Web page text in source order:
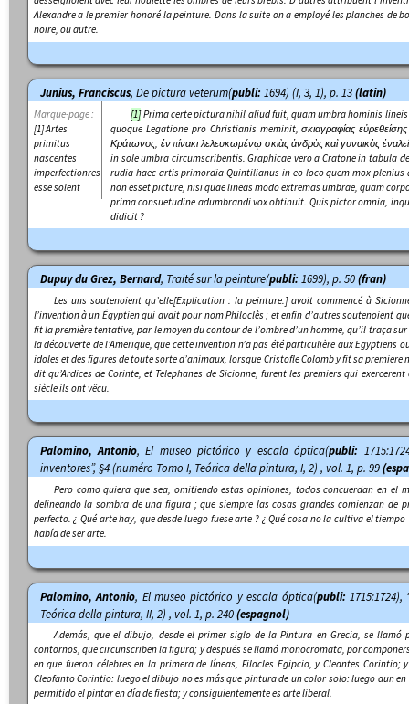
Alexandre a le premier honoré la peinture. Dans la suite on a employé les planches de
noire, ou autre.
Junius, Franciscus, De pictura veterum(publi: 1694) (I, 3, 1), p. 13(latin)
Marque-page :
[1] Artes
primitus
nascentes
imperfectionres
esse solent
[1]Prima certe pictura nihil aliud fuit, quamumbra hominis
quoque Legatione pro Christianis meminit, σκιαγραφίας
Κράτωνος, ἐν πίνακι λελευκωμένῳ σκιὰς ἀνδρὸς καὶ γυναικὸς
in sole umbra circumscribentis. Graphicae vero a Cratone in tabula
rudia haec artis primordia Quintilianus in eo loco quem mox plenius
non esset picture, nisi quae lineas modo extremas umbrae, quam
prima consuetudine adumbrandivox obtinuit. Quis pictor omnia ,
didicit ?
Dupuy du Grez, Bernard, Traité sur la peinture(publi: 1699), p. 50(fran)
Les uns soutenoient qu’elle[Explication : la peinture.]avoit commencé à
l’invention à un Égyptien qui avait pour nom Philoclès ; et enfin d’autres soutenoient
fit la première tentative, par le moyen du contour de l’ombre d’un homme, qu’il traça
la découverte de l’Amerique, que cette invention n’a pas été particulière aux Egyptiens
idoles et des figures de toute sorte d’animaux, lorsque Cristofle Colomb y fit sa
dit qu’Ardices de Corinte, et Telephanes de Sicionne, furent les premiers qui
siècle ils ont vêcu.
Palomino, Antonio,El museo pictórico y escala óptica(publi:
inventores”, §4 (numéro Tomo I, Teórica della pintura, I, 2) , vol. 1, p. 99
Pero como quiera que sea, omitiendo estas opiniones, todos concuerdan en el
delineando la sombra de una figura ; que siempre las cosas grandes comienzan de
perfecto. ¿ Qué arte hay, que desde luego fuese arte ? ¿ Qué cosa no la cultiva el
había de ser arte.
Palomino, Antonio, El museo pictórico y escala óptica(publi:
Teórica della pintura, II, 2) , vol. 1, p. 240(espagnol)
Además, que el dibujo, desde el primer siglo de la Pintura en Grecia, se llamó
contornos, que circunscriben la figura; y después se llamó monocromata, por
en que fueron célebres en la primera de líneas, Filocles Egipcio, y Cleantes Corintio;
Cleofanto Corintio: luego el dibujo no es más que pintura de un color solo: luego aun
permitido el pintar en día de fiesta; y consiguientemente es arte liberal.